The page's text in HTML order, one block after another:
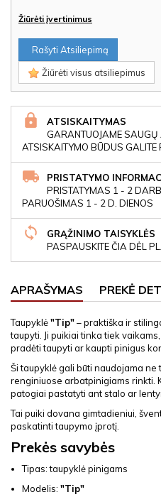
Žiūrėti įvertinimus
Rašyti Atsiliepimą
Žiūrėti visus atsiliepimus
ATSISKAITYMAS
GARANTUOJAME SAUGŲ
ATSISKAITYMO BŪDUS
PRISTATYMO
PRISTATYMAS 1 - 2
PARUOŠIMAS 1 - 2 D. DIENOS
GRĄŽINIMO TAISYKLĖS
PASPAUSKITE ČIA DĖL
APRAŠYMAS PREKĖ
Taupyklė"Tip"– praktiška ir
taupyti. Ji puikiai tinka tiek
pradėti taupyti ar kaupti pinigus
Ši taupyklė gali būti naudojama
renginiuose arbatpinigiams rinkti.
patogiai pastatyti ant stalo ar
Tai puiki dovana gimtadieniui,
paskatinti taupymo įprotį.
Prekės savybės
Tipas: taupyklė pinigams
Modelis: "Tip"